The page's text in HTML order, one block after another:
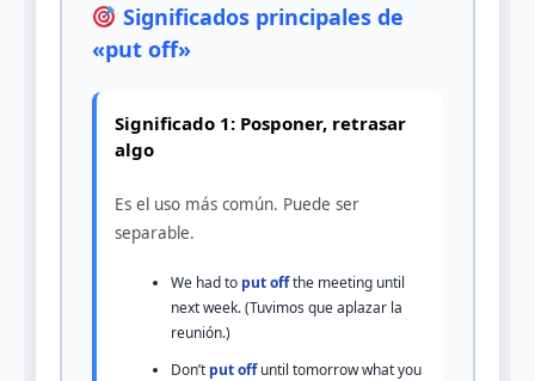
Significados principales de
«put off»
Significado 1: Posponer, retrasar
algo
Es el uso más común. Puede ser
separable.
We had to put offthe meeting until
next week. (Tuvimos que aplazar la
reunión.)
Don’t put offuntil tomorrow what you